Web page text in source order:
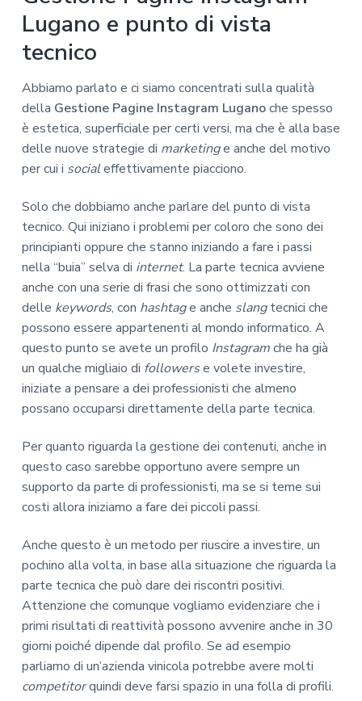
Lugano e punto di vista
tecnico
Abbiamo parlato e ci siamo concentrati sulla qualità
della Gestione Pagine Instagram Luganoche spesso
è estetica, superficiale per certi versi, ma che è alla base
delle nuove strategie di marketinge anche del motivo
per cui i socialeffettivamente piacciono.
Solo che dobbiamo anche parlare del punto di vista
tecnico. Qui iniziano i problemi per coloro che sono dei
principianti oppure che stanno iniziando a fare i passi
nella “buia” selva di internet. La parte tecnica avviene
anche con una serie di frasi che sono ottimizzati con
delle keywords, con hashtage anche slangtecnici che
possono essere appartenenti al mondo informatico. A
questo punto se avete un profilo Instagramche ha già
un qualche migliaio di followerse volete investire,
iniziate a pensare a dei professionisti che almeno
possano occuparsi direttamente della parte tecnica.
Per quanto riguarda la gestione dei contenuti, anche in
questo caso sarebbe opportuno avere sempre un
supporto da parte di professionisti, ma se si teme sui
costi allora iniziamo a fare dei piccoli passi.
Anche questo è un metodo per riuscire a investire, un
pochino alla volta, in base alla situazione che riguarda la
parte tecnica che può dare dei riscontri positivi.
Attenzione che comunque vogliamo evidenziare che i
primi risultati di reattività possono avvenire anche in 30
giorni poiché dipende dal profilo. Se ad esempio
parliamo di un’azienda vinicola potrebbe avere molti
competitorquindi deve farsi spazio in una folla di profili.